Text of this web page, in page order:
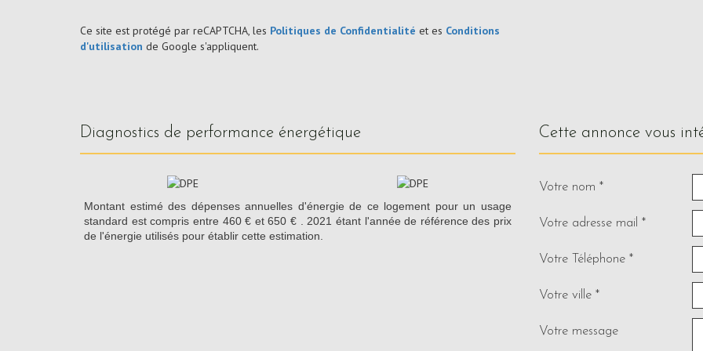
Ce site est protégé par reCAPTCHA, les Politiques de Confidentialité et es Conditions
d'utilisation de Google s'appliquent.
diagnostics de performance énergétique
Montant estimé des dépenses annuelles d'énergie de ce logement pour un usage
standard est compris entre 460 € et 650 € . 2021 étant l'année de référence des prix
de l'énergie utilisés pour établir cette estimation.
cette annonce vous
Votre nom *
Votre adresse mail *
Votre Téléphone *
Votre ville *
Votre message